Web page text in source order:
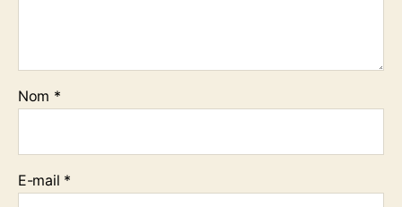
Nom *
E-mail *